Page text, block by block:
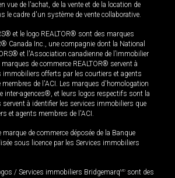
vue de l'achat, de la vente et de la location de
le cadre d'un système de vente collaborative.
et le logo REALTOR® sont des marques
Canada Inc., une compagnie dont la National
et l'Association canadienne de l’immobilier
de commerce REALTOR® servent à
immobiliers offerts par les courtiers et agents
de l'ACI. Les marques d'homologation
inter-agences®, et leurs logos respectifs sont la
servent à identifier les services immobiliers que
et agents membres de l'ACI.
marque de commerce déposée de la Banque
sous licence par les Services immobiliers
/ Services immobiliers BridgemarqMD sont des